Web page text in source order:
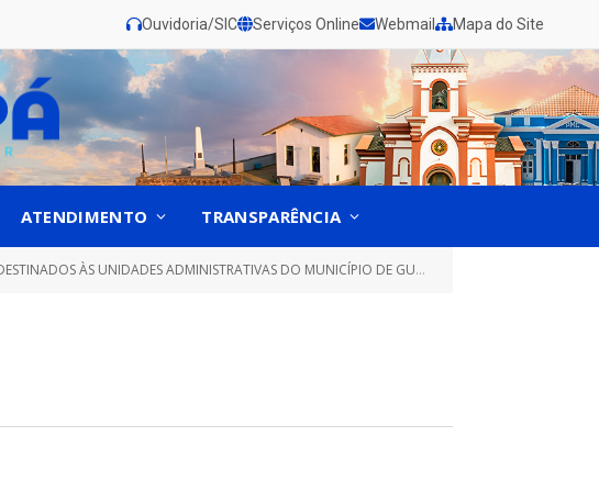
Ouvidoria/SIC Serviços Online Webmail Mapa do Site
ATENDIMENTO TRANSPARÊNCIA
ÀS UNIDADES ADMINISTRATIVAS DO MUNICÍPIO DE GURUPÁ)